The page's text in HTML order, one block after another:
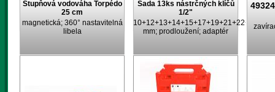
Stupňová vodováha Torpédo
25 cm
magnetická; 360° nastavitelná
libela
Sada 13ks nástrčných klíčů
1/2"
10+12+13+14+15+17+19+21+22+24
mm; prodloužení; adaptér